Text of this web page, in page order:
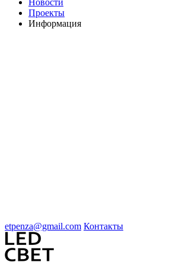
Новости
Проекты
Информация
etpenza@gmail.com Контакты